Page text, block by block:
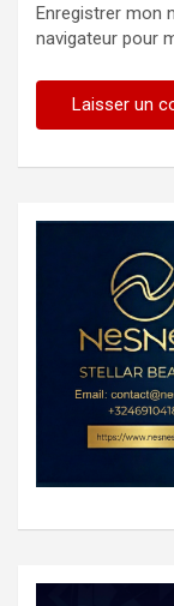
Enregistrer mon
navigateur pour